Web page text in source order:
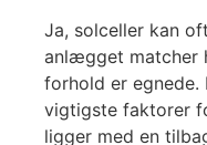
Ja, solceller kan
anlægget matcher
forhold er
vigtigste faktorer
ligger med en